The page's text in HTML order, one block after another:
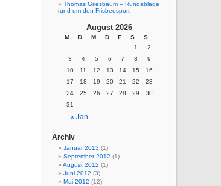
Thomas Griesbaum – Rundablage
rund um den Frisbeesport
August 2026
M D M D F S S
« Jan.
1
2
3
4 5 6 7 8
9
10
11 12 13 14 15
16
17
18 19 20 21 22
23
24
25 26 27 28 29
30
31
Archiv
Januar 2013 (1)
September 2012 (1)
August 2012 (1)
Juni 2012 (3)
Mai 2012 (12)